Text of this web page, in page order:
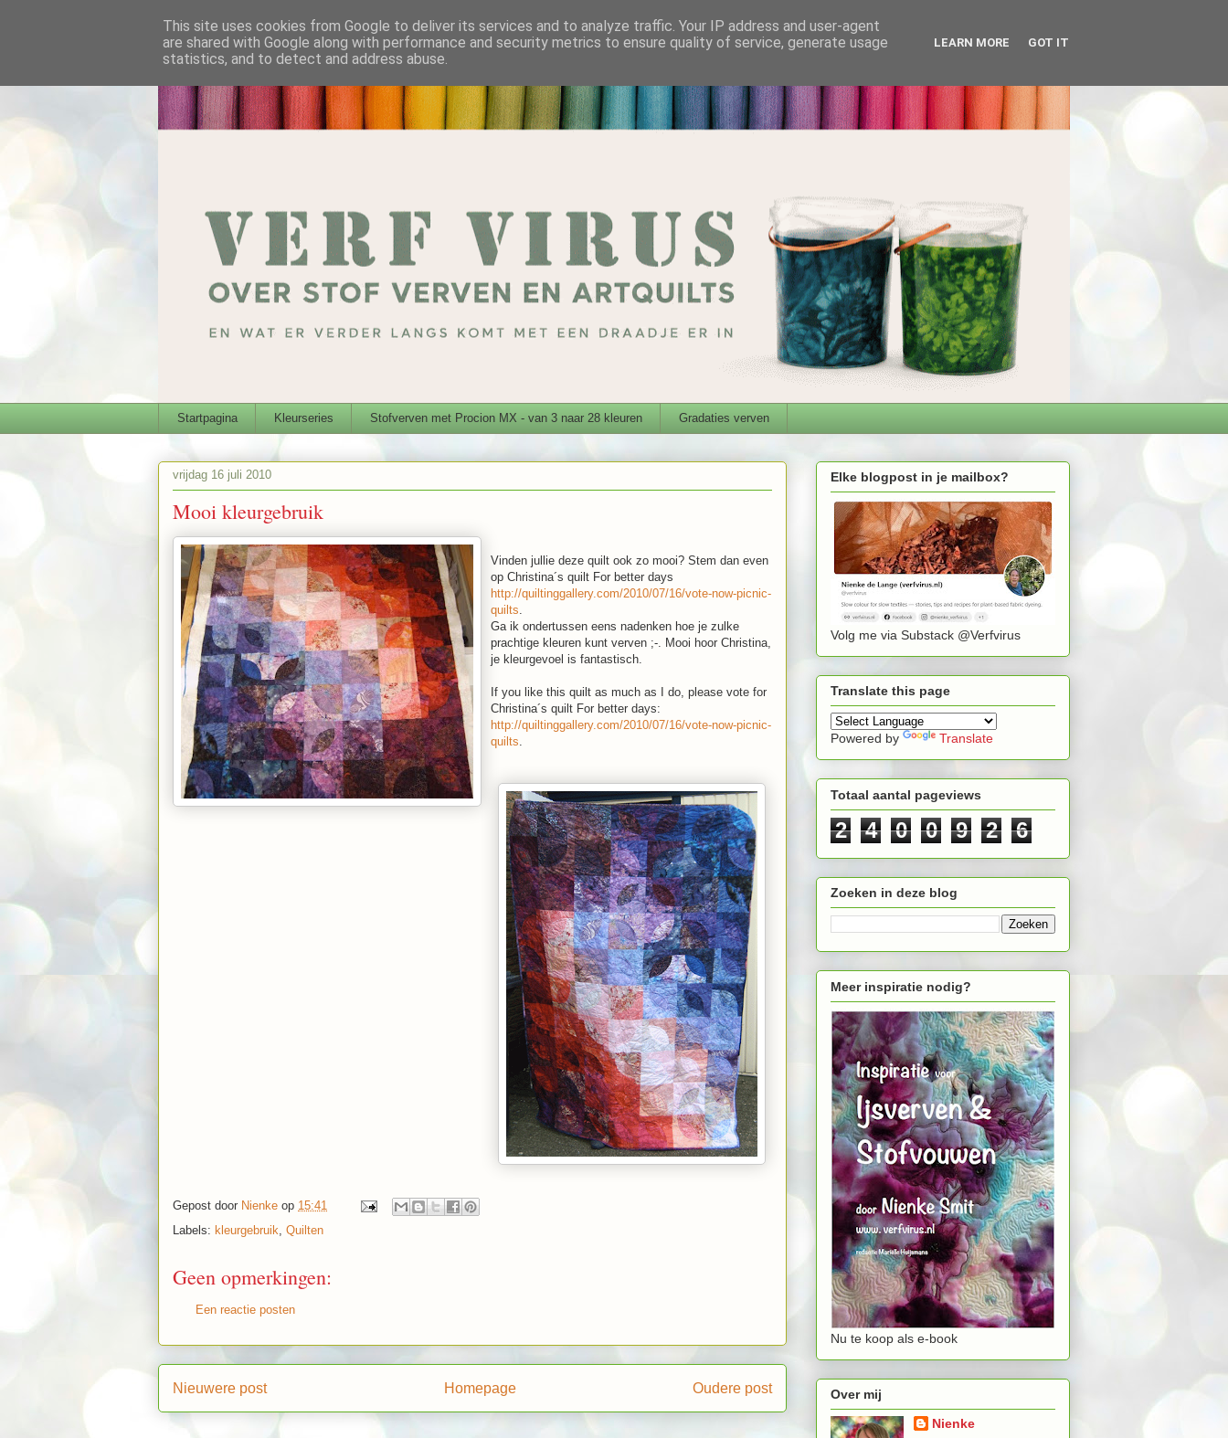
Startpagina Kleurseries Stofverven met Procion MX - van 3 naar 28 kleuren Gradaties verven
vrijdag 16 juli 2010
Mooi kleurgebruik
Vinden jullie deze quilt ook zo mooi? Stem dan even
op Christina´s quilt For better days
http://quiltinggallery.com/2010/07/16/vote-now-picnic-
quilts
Ga ik ondertussen eens nadenken hoe je zulke
prachtige kleuren kunt verven ;-. Mooi hoor Christina,
je kleurgevoel is fantastisch.
If you like this quilt as much as I do, please vote for
Christina´s quilt For better days:
http://quiltinggallery.com/2010/07/16/vote-now-picnic-
quilts
Gepost door Nienke op 15:41
Labels: kleurgebruik Quilten
Geen opmerkingen:
Een reactie posten
Nieuwere post Oudere post
Homepage
Elke blogpost in je mailbox?
Volg me via Substack @Verfvirus
Translate this page
Powered by Translate
Totaal aantal pageviews
2 4 0 0 9 2 6
Zoeken in deze blog
Meer inspiratie nodig?
Nu te koop als e-book
Over mij
Nienke
This site uses cookies from Google to deliver its services and to analyze traffic. Your IP address and user-agent
are shared with Google along with performance and security metrics to ensure quality of service, generate usage
statistics, and to detect and address abuse.
LEARN MORE GOT IT